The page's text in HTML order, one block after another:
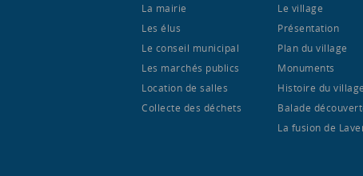
La mairie
Les élus
Le conseil municipal
Les marchés publics
Location de salles
Collecte des déchets
Le village
Présentation
Plan du village
Monuments
Histoire du village
Balade
La fusion de